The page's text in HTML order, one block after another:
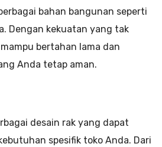
bahan bangunan seperti
Dengan kekuatan yang tak
bertahan lama dan
Anda tetap aman.
desain rak yang dapat
spesifik toko Anda. Dari